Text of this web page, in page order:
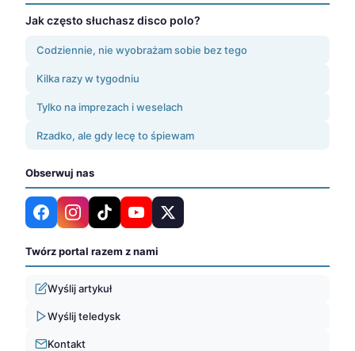
Jak często słuchasz disco polo?
Codziennie, nie wyobrażam sobie bez tego
Kilka razy w tygodniu
Tylko na imprezach i weselach
Rzadko, ale gdy lecę to śpiewam
Obserwuj nas
Twórz portal razem z nami
Wyślij artykuł
Wyślij teledysk
Kontakt